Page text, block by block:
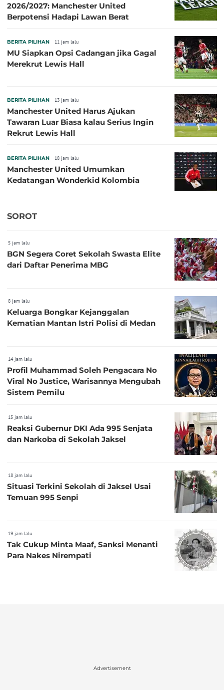
2026/2027: Manchester United
Berpotensi Hadapi Lawan Berat
BERITA PILIHAN 11 jam lalu
MU Siapkan Opsi Cadangan jika Gagal
Merekrut Lewis Hall
BERITA PILIHAN 13 jam lalu
Manchester United Harus Ajukan
Tawaran Luar Biasa kalau Serius Ingin
Rekrut Lewis Hall
BERITA PILIHAN 18 jam lalu
Manchester United Umumkan
Kedatangan Wonderkid Kolombia
SOROT
5 jam lalu
BGN Segera Coret Sekolah Swasta Elite
dari Daftar Penerima MBG
8 jam lalu
Keluarga Bongkar Kejanggalan
Kematian Mantan Istri Polisi di Medan
14 jam lalu
Profil Muhammad Soleh Pengacara No
Viral No Justice, Warisannya Mengubah
Sistem Pemilu
15 jam lalu
Reaksi Gubernur DKI Ada 995 Senjata
dan Narkoba di Sekolah Jaksel
18 jam lalu
Situasi Terkini Sekolah di Jaksel Usai
Temuan 995 Senpi
19 jam lalu
Tak Cukup Minta Maaf, Sanksi Menanti
Para Nakes Nirempati
Advertisement